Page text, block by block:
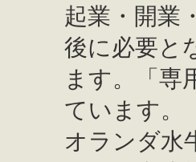
起業・開業
後に必要と
ます。「専
ています。
オランダ水